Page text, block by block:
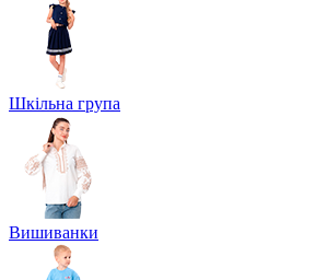
Шкільна група
Вишиванки